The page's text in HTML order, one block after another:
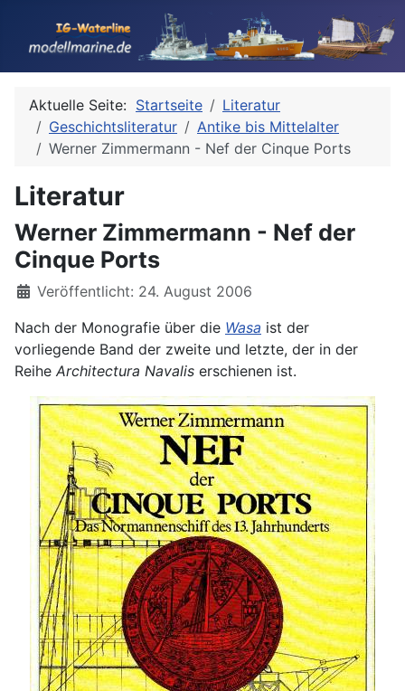
Aktuelle Seite: Startseite
Literatur
Geschichtsliteratur
Antike bis Mittelalter
Werner Zimmermann - Nef der Cinque Ports
Literatur
Werner Zimmermann - Nef der
Cinque Ports
Details
Veröffentlicht: 24. August 2006
Nach der Monografie über die Wasa ist der
vorliegende Band der zweite und letzte, der in der
Reihe Architectura Navalis erschienen ist.